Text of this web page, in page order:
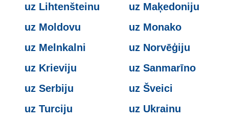
uz Lihtenšteinu
uz Maķedoniju
uz Moldovu
uz Monako
uz Melnkalni
uz Norvēģiju
uz Krieviju
uz Sanmarīno
uz Serbiju
uz Šveici
uz Turciju
uz Ukrainu